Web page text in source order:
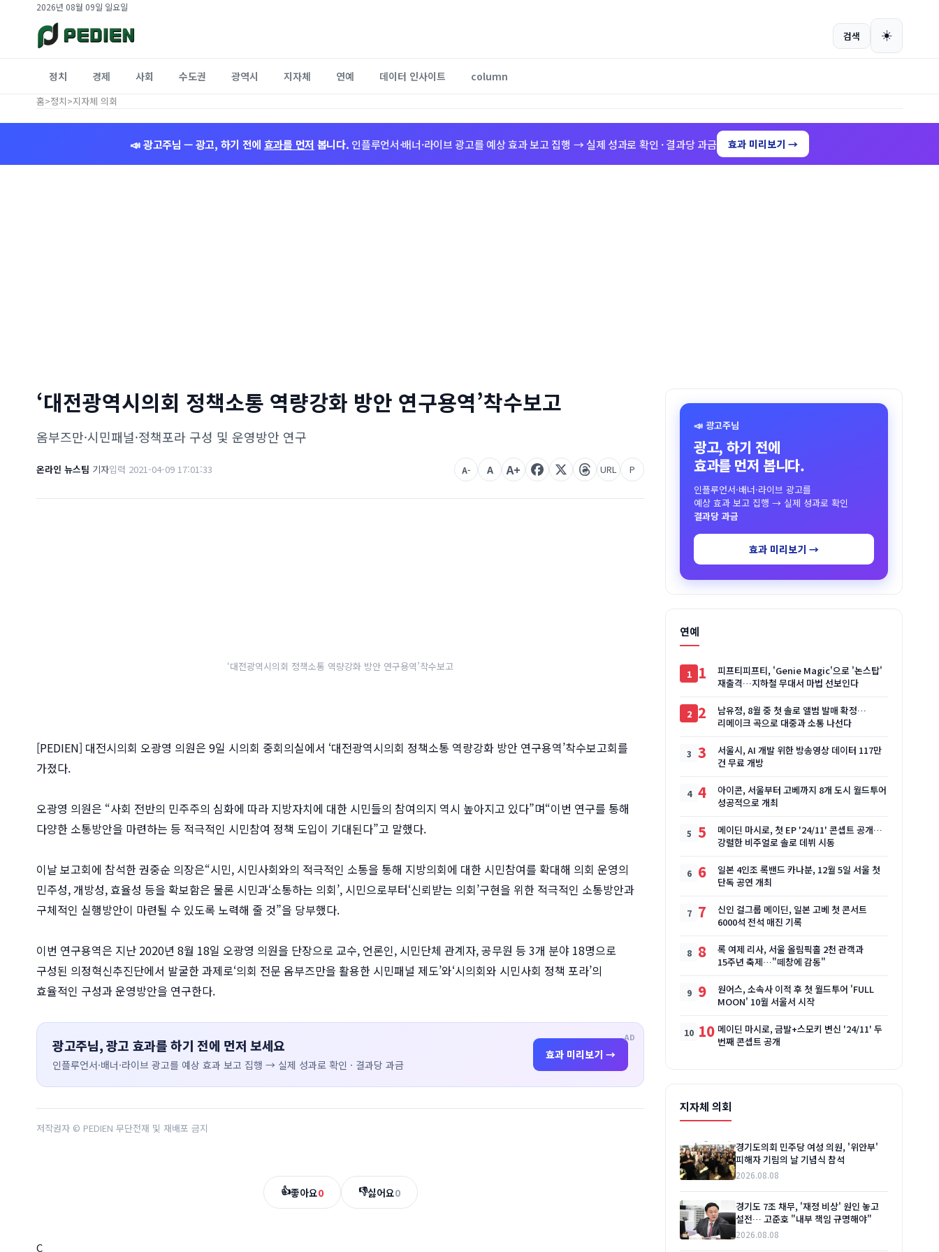
2026년 08월 09일 일요일
검색 ☀️
정치 경제 사회 수도권 광역시 지자체 연예 데이터 인사이트 column
홈>정치>지자체 의회
📣 광고주님 — 광고, 하기 전에 효과를 먼저 봅니다. 인플루언서·배너·라이브 광고를 예상 효과 보고 집행 → 실제 성과로 확인 · 결과당 과금 효과 미리보기 →
‘대전광역시의회 정책소통 역량강화 방안 연구용역’착수보고
옴부즈만·시민패널·정책포라 구성 및 운영방안 연구
온라인 뉴스팀 기자입력 2021-04-09 17:01:33 A- A A+ URL P
‘대전광역시의회 정책소통 역량강화 방안 연구용역’착수보고
[PEDIEN] 대전시의회 오광영 의원은 9일 시의회 중회의실에서 ‘대전광역시의회 정책소통 역량강화 방안 연구용역’착수보고회를
가졌다.
오광영 의원은 “사회 전반의 민주주의 심화에 따라 지방자치에 대한 시민들의 참여의지 역시 높아지고 있다”며“이번 연구를 통해
다양한 소통방안을 마련하는 등 적극적인 시민참여 정책 도입이 기대된다”고 말했다.
이날 보고회에 참석한 권중순 의장은“시민, 시민사회와의 적극적인 소통을 통해 지방의회에 대한 시민참여를 확대해 의회 운영의
민주성, 개방성, 효율성 등을 확보함은 물론 시민과‘소통하는 의회’, 시민으로부터‘신뢰받는 의회’구현을 위한 적극적인 소통방안과
구체적인 실행방안이 마련될 수 있도록 노력해 줄 것”을 당부했다.
이번 연구용역은 지난 2020년 8월 18일 오광영 의원을 단장으로 교수, 언론인, 시민단체 관계자, 공무원 등 3개 분야 18명으로
구성된 의정혁신추진단에서 발굴한 과제로‘의회 전문 옴부즈만을 활용한 시민패널 제도’와‘시의회와 시민사회 정책 포라’의
효율적인 구성과 운영방안을 연구한다.
AD
광고주님, 광고 효과를 하기 전에 먼저 보세요
인플루언서·배너·라이브 광고를 예상 효과 보고 집행 → 실제 성과로 확인 · 결과당 과금
효과 미리보기 →
저작권자 © PEDIEN 무단전재 및 재배포 금지
👍좋아요0 👎싫어요0
C
📣 광고주님
광고, 하기 전에
효과를 먼저 봅니다.
인플루언서·배너·라이브 광고를
예상 효과 보고 집행 → 실제 성과로 확인
결과당 과금
효과 미리보기 →
연예
1
피프티피프티, 'Genie Magic'으로 '논스탑'
재출격…지하철 무대서 마법 선보인다
2
남유정, 8월 중 첫 솔로 앨범 발매 확정…
리메이크 곡으로 대중과 소통 나선다
3
서울시, AI 개발 위한 방송영상 데이터 117만
건 무료 개방
4
아이콘, 서울부터 고베까지 8개 도시 월드투어
성공적으로 개최
5
메이딘 마시로, 첫 EP '24/11' 콘셉트 공개…
강렬한 비주얼로 솔로 데뷔 시동
6
일본 4인조 록밴드 카나분, 12월 5일 서울 첫
단독 공연 개최
7
신인 걸그룹 메이딘, 일본 고베 첫 콘서트
6000석 전석 매진 기록
8
록 여제 리사, 서울 올림픽홀 2천 관객과
15주년 축제…"떼창에 감동"
9
원어스, 소속사 이적 후 첫 월드투어 'FULL
MOON' 10월 서울서 시작
10 메이딘 마시로, 금발+스모키 변신 '24/11' 두
번째 콘셉트 공개
지자체 의회
경기도의회 민주당 여성 의원, '위안부'
피해자 기림의 날 기념식 참석
2026.08.08
경기도 7조 채무, '재정 비상' 원인 놓고
설전… 고준호 "내부 책임 규명해야"
2026.08.08